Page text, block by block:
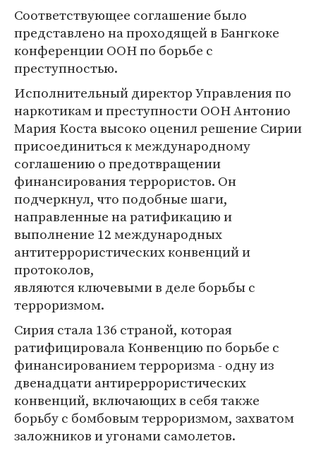
Соответствующее соглашение было
представлено на проходящей в Бангкоке
конференции ООН по борьбе с
преступностью.
Исполнительный директор Управления по
наркотикам и преступности ООН Антонио
Мария Коста высоко оценил решение Сирии
присоединиться к международному
соглашению о предотвращении
финансирования террористов. Он
подчеркнул, что подобные шаги,
направленные на ратификацию и
выполнение 12 международных
антитеррористических конвенций и
протоколов,
являются ключевыми в деле борьбы с
терроризмом.
Сирия стала 136 страной, которая
ратифицировала Конвенцию по борьбе с
финансированием терроризма - одну из
двенадцати антиреррористических
конвенций, включающих в себя также
борьбу с бомбовым терроризмом, захватом
заложников и угонами самолетов.